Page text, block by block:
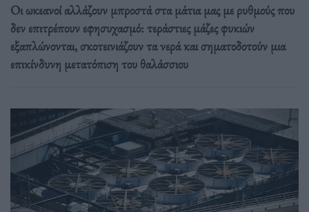
Οι ωκεανοί αλλάζουν μπροστά στα μάτια μας με ρυθμούς που
δεν επιτρέπουν εφησυχασμό: τεράστιες μάζες φυκιών
εξαπλώνονται, σκοτεινιάζουν τα νερά και σηματοδοτούν μια
επικίνδυνη μετατόπιση του θαλάσσιου